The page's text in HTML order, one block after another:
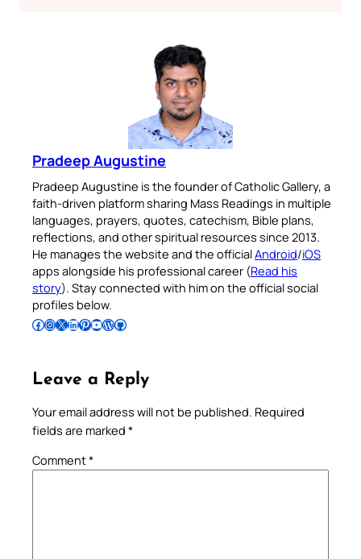
Pradeep Augustine
Pradeep Augustine is the founder of Catholic Gallery, a
faith-driven platform sharing Mass Readings in multiple
languages, prayers, quotes, catechism, Bible plans,
reflections, and other spiritual resources since 2013.
He manages the website and the officialAndroid/iOS
apps alongside his professional career (Read his
story). Stay connected with him on the official social
profiles below.
Follow Pradeep on Facebook Follow Pradeep on InstagramFollow Pradeep on X Follow Pradeep on LinkedIn Follow Pradeep on Pinterest Subscribe to Pradeep’s Youtube Channel Follow Pradeep on WordPress Follow Pradeep on GitHub
Leave a Reply
Your email address will not be published. Required
fields are marked *
Comment*